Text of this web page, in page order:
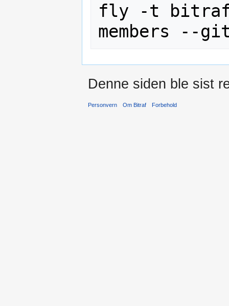
fly -t
Denne siden ble sist
Personvern Om Bitraf Forbehold